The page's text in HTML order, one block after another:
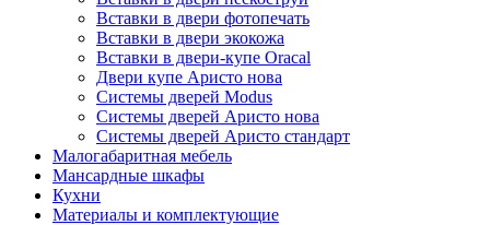
Вставки в двери фотопечать
Вставки в двери экокожа
Вставки в двери-купе Oracal
Двери купе Аристо нова
Системы дверей Modus
Системы дверей Аристо нова
Системы дверей Аристо стандарт
Малогабаритная мебель
Мансардные шкафы
Кухни
Материалы и комплектующие